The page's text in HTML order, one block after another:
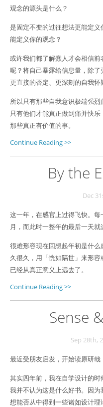
观念的源头是什么？
是固定不变的过往想法更能定
能定义你的观念？
或许我们都了解蠢人才会相信
呢？将自己暴露给信息量，除了
更直接的否定、更深刻的自我怀
所以只有那些自我意识极端强
只有他们才能真正做到痛并快
那些真正有价值的事。
Continue Reading >>
By the
Dec 31
这一年，在感官上过得飞快。
月，而此时一整年的最后一天就
很难形容现在回想起年初是什
久很久，用「恍如隔世」来形
已经从真正意义上远去了。
Continue Reading >>
Sense
Sep 28th,
最近受朋友启发，开始读原研哉
其实四年前，我在自学设计的
我并不认为这是什么好书。因
想能否从中得到一些诸如设计